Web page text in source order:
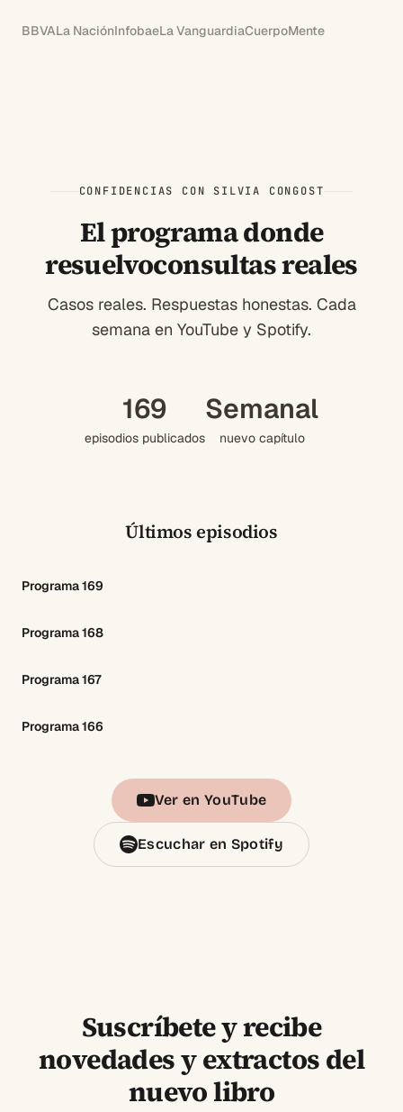
BBVALa NaciónInfobaeLa VanguardiaCuerpoMente
CONFIDENCIAS CON SILVIA CONGOST
El programa donde
resuelvoconsultas reales
Casos reales. Respuestas honestas. Cada
semana en YouTube y Spotify.
169
episodios publicados
Semanal
nuevo capítulo
Últimos episodios
Programa 169
Programa 168
Programa 167
Programa 166
Ver en YouTube
Escuchar en Spotify
Suscríbete y recibe
novedades y extractos del
nuevo libro